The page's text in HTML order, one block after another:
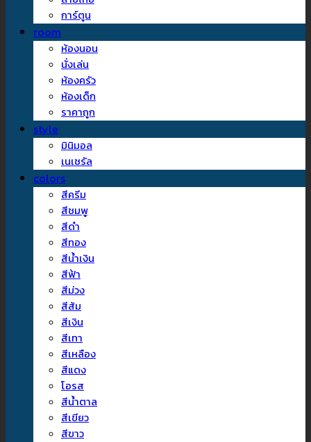
การ์ตูน
room
ห้องนอน
นั่งเล่น
ห้องครัว
ห้องเด็ก
ราคาถูก
style
มินิมอล
เนเชรัล
colors
สีครีม
สีชมพู
สีดำ
สีทอง
สีน้ำเงิน
สีฟ้า
สีม่วง
สีส้ม
สีเงิน
สีเทา
สีเหลือง
สีแดง
โอรส
สีน้ำตาล
สีเขียว
สีขาว